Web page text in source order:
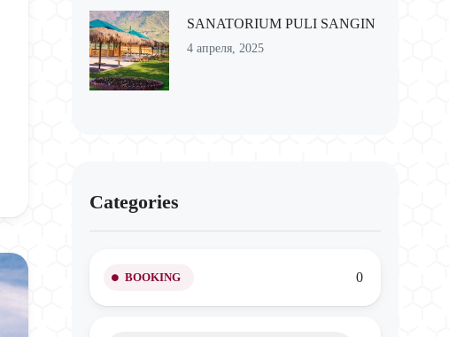
SANATORIUM PULI SANGIN
4 апреля, 2025
Categories
BOOKING 0